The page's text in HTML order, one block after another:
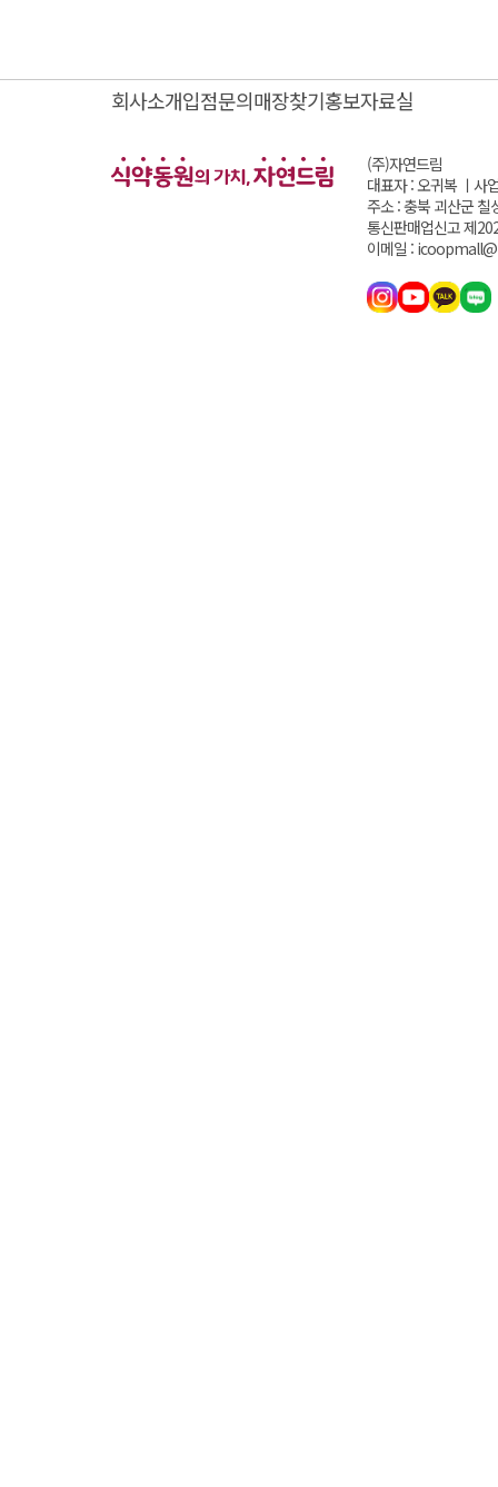
회사소개입점문의매장찾기홍보자료실
(주)자연드림
대표자 : 오귀복 ㅣ 사
주소 : 충북 괴산군 칠
통신판매업신고 제
이메일 :